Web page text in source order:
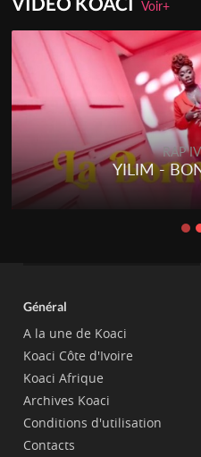
Voir+
RAP
YILIM -
Général
A la une de Koaci
Koaci Côte d'Ivoire
Koaci Afrique
Archives Koaci
Conditions d'utilisation
Contacts